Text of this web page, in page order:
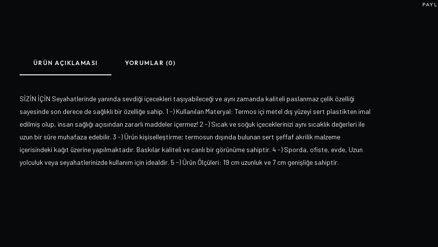
ÜRÜN AÇIKLAMASI YORUMLAR (0)
SİZİN İÇİN Seyahatlerinde yanında sevdiği içecekleri taşıyabileceği ve aynı zamanda kaliteli paslanmaz çelik özelliği
sayesinde son derece de sağlıklı bir özelliğe sahip. 1 -) Kullanılan Materyal: Termos içi metel dış yüzeyi sert plastikten imal
edilmiş olup, insan sağlığı açısından zararlı maddeler içermez! 2 -) Sıcak ve soğuk içeceklerinizi aynı sıcaklık değerleri ile
uzun bir süre muhafaza edebilir. 3 -) Ürün kişiselleştirme; termosun dışında bulunan sert şeffaf akrilik malzeme
içerisindeki kağıt üzerine yapılmaktadır. Baskılar kaliteli ve canlı bir görünüme sahiptir. 4 -) Sporda, ofiste, evde, Uzun
yolculuk veya seyahatlerinizde kullanım için idealdir. 5 -) Ürün Ölçüleri: 19 cm uzunluk ve 7 cm genişliğe sahiptir.